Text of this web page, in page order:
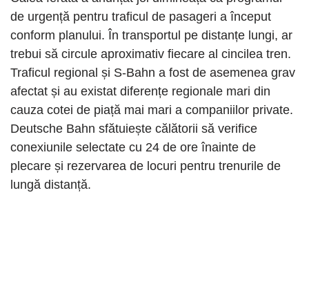
de urgență pentru traficul de pasageri a început
conform planului. În transportul pe distanțe lungi, ar
trebui să circule aproximativ fiecare al cincilea tren.
Traficul regional și S-Bahn a fost de asemenea grav
afectat și au existat diferențe regionale mari din
cauza cotei de piață mai mari a companiilor private.
Deutsche Bahn sfătuiește călătorii să verifice
conexiunile selectate cu 24 de ore înainte de
plecare și rezervarea de locuri pentru trenurile de
lungă distanță.